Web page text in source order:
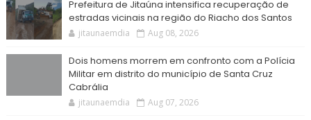
Prefeitura de Jitaúna intensifica recuperação de
estradas vicinais na região do Riacho dos Santos
jitaunaemdia Aug 08, 2026
Dois homens morrem em confronto com a Polícia
Militar em distrito do município de Santa Cruz
Cabrália
jitaunaemdia Aug 07, 2026